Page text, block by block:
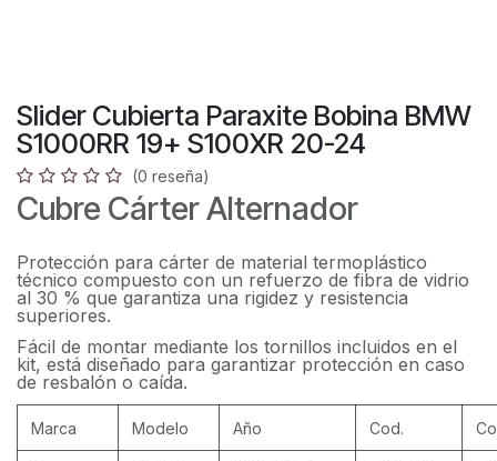
Slider Cubierta Paraxite Bobina BMW
S1000RR 19+ S100XR 20-24
(0 reseña)
Cubre Cárter Alternador
Protección para cárter de material termoplástico
técnico compuesto con un refuerzo de fibra de vidrio
al 30 % que garantiza una rigidez y resistencia
superiores.
Fácil de montar mediante los tornillos incluidos en el
kit, está diseñado para garantizar protección en caso
de resbalón o caída.
Marca Modelo Año Cod.